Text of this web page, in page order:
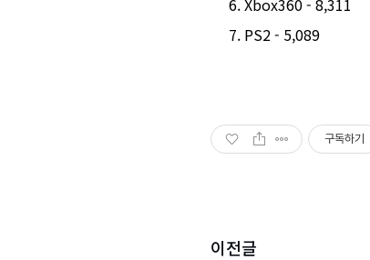
Xbox360 - 8,311
PS2 - 5,089
구독하기
이전글